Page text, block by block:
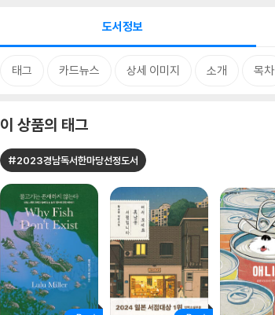
도서정보
태그 카드뉴스 상세 이미지 소개 목차
이 상품의 태그
#2023경남독서한마당선정도서